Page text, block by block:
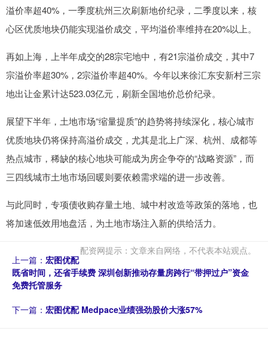
溢价率超40%，一季度杭州三次刷新地价纪录，二季度以来，核
心区优质地块仍能实现溢价成交，平均溢价率维持在20%以上。
再如上海，上半年成交的28宗宅地中，有21宗溢价成交，其中7
宗溢价率超30%，2宗溢价率超40%。今年以来徐汇东安新村三宗
地出让金累计达523.03亿元，刷新全国地价总价纪录。
展望下半年，土地市场“缩量提质”的趋势将持续深化，核心城市
优质地块仍将保持高溢价成交，尤其是北上广深、杭州、成都等
热点城市，稀缺的核心地块可能成为房企争夺的“战略资源”，而
三四线城市土地市场回暖则要依赖需求端的进一步改善。
与此同时，专项债收购存量土地、城中村改造等政策的落地，也
将加速低效用地盘活，为土地市场注入新的供给活力。
配资网提示：文章来自网络，不代表本站观点。
上一篇： 宏图优配
既省时间，还省手续费 深圳创新推动存量房跨行“带押过户”资金
免费托管服务
下一篇： 宏图优配 Medpace业绩强劲股价大涨57%